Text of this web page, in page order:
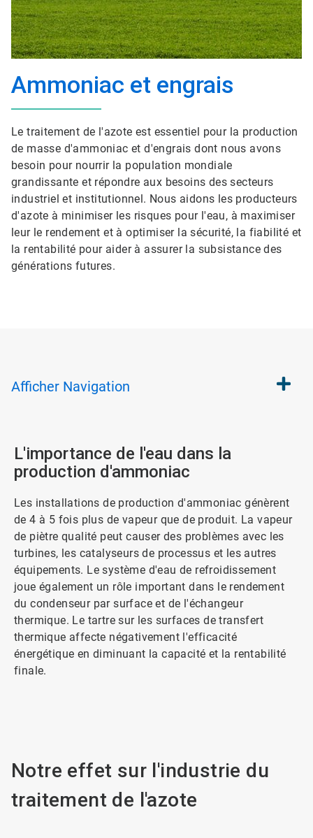
Ammoniac et engrais
Le traitement de l'azote est essentiel pour la production
de masse d'ammoniac et d'engrais dont nous avons
besoin pour nourrir la population mondiale
grandissante et répondre aux besoins des secteurs
industriel et institutionnel. Nous aidons les producteurs
d'azote à minimiser les risques pour l'eau, à maximiser
leur le rendement et à optimiser la sécurité, la fiabilité et
la rentabilité pour aider à assurer la subsistance des
générations futures.
Afficher Navigation
L'importance de l'eau dans la
production d'ammoniac
Les installations de production d'ammoniac génèrent
de 4 à 5 fois plus de vapeur que de produit. La vapeur
de piètre qualité peut causer des problèmes avec les
turbines, les catalyseurs de processus et les autres
équipements. Le système d'eau de refroidissement
joue également un rôle important dans le rendement
du condenseur par surface et de l'échangeur
thermique. Le tartre sur les surfaces de transfert
thermique affecte négativement l'efficacité
énergétique en diminuant la capacité et la rentabilité
finale.
Notre effet sur l'industrie du
traitement de l'azote